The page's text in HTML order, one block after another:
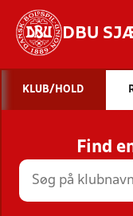
DBU
STILLINGER,
KLUB/HOLD
Find